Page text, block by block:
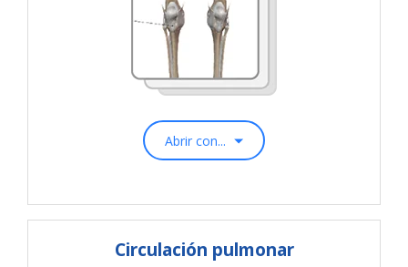
Abrir con...
Circulación pulmonar